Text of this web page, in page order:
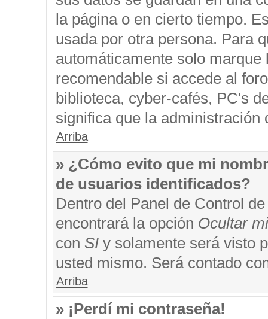
la página o en cierto tiempo.
usada por otra persona. Para
automáticamente solo
recomendable si accede al
biblioteca, cyber-cafés, PC's
significa que la administración
Arriba
» ¿Cómo evito que mi
de usuarios identificados?
Dentro del Panel de Control
encontrará la opción Ocultar
con SIy solamente será visto
usted mismo. Será contado
Arriba
» ¡Perdí mi contraseña!